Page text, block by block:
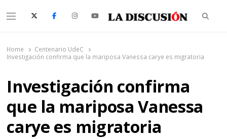
Menu
Home
Centenario UdeC
Investigación confirma que la mariposa Vanessa carye es migratoria
Investigación confirma
que la mariposa Vanessa
carye es migratoria